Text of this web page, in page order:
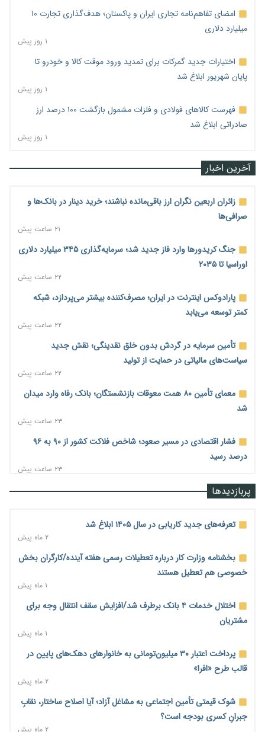
امضای تفاهم‌نامه تجاری ایران و پاکستان؛ هدف‌گذاری تجارت ۱۰
میلیارد دلاری
۱ روز پیش
اختیارات جدید گمرکات برای تمدید ورود موقت کالا و خودرو تا
پایان شهریور ابلاغ شد
۱ روز پیش
فهرست کالاهای فولادی و فلزات مشمول بازگشت ۱۰۰ درصد ارز
صادراتی ابلاغ شد
۱ روز پیش
آخرین اخبار
زائران اربعین نگران ارز باقی‌مانده نباشند؛ خرید دینار در بانک‌ها و
صرافی‌ها
۲۱ ساعت پیش
جنگ کریدورها وارد فاز جدید شد؛ سرمایه‌گذاری ۳۴۵ میلیارد دلاری
اوراسیا تا ۲۰۳۵
۲۲ ساعت پیش
پارادوکس اینترنت در ایران؛ مصرف‌کننده بیشتر می‌پردازد، شبکه
کمتر توسعه می‌یابد
۲۲ ساعت پیش
تأمین سرمایه در گردش بدون خلق نقدینگی؛ نقش جدید
سیاست‌های مالیاتی در حمایت از تولید
۲۲ ساعت پیش
معمای تأمین ۸۰ همت معوقات بازنشستگان؛ بانک رفاه وارد میدان
شد
۲۳ ساعت پیش
فشار اقتصادی در مسیر صعود؛ شاخص فلاکت کشور از ۹۰ به ۹۶
درصد رسید
۲۳ ساعت پیش
رشد ۷۵ هزار میلیاردی بازار خرید اعتباری؛ فین‌تک‌ها وارد میدان
۲۳ ساعت پیش
آغاز اجرای پایلوت «ردا کارت» برای دانشجویان تحصیلات تکمیلی
۱ روز پیش
محدودیت تازه برای شبکه بانکی؛ افزایش سپرده قانونی با هدف
کنترل تورم
۱ روز پیش
ترمز تولید خودرو کشیده شد؛ افت ۲۵ درصدی تیراژ ایران‌خودرو،
سایپا و پارس‌خودرو
۱ روز پیش
بنگاه‌داری بانک‌ها؛ مانع بزرگ خانه‌دار شدن مستأجران
پربازدیدها
تعرفه‌های جدید کاریابی در سال ۱۴۰۵ ابلاغ شد
۲ ماه پیش
بخشنامه وزارت کار درباره تعطیلات رسمی هفته آینده/کارگران بخش
خصوصی هم تعطیل هستند
۱ ماه پیش
اختلال خدمات ۴ بانک برطرف شد/افزایش سقف انتقال وجه برای
مشتریان
۱ ماه پیش
پرداخت اعتبار ۳۰ میلیون‌تومانی به خانوارهای دهک‌های پایین در
قالب طرح «افرا»
۲ ماه پیش
شوک قیمتی تأمین اجتماعی به مشاغل آزاد؛ آیا اصلاح ساختار، نقابِ
جبرانِ کسری بودجه است؟
۲ ماه پیش